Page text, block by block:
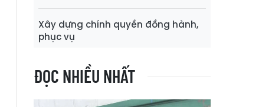
Xây dựng chính quyền đồng hành,
phục vụ
ĐỌC NHIỀU NHẤT